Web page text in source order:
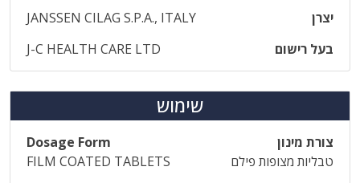
יצרן
JANSSEN CILAG S.P.A., ITALY
בעל רישום
J-C HEALTH CARE LTD
שימוש
צורת מינון
Dosage Form
טבליות מצופות פילם
FILM COATED TABLETS